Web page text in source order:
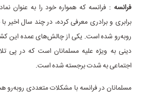
فرانسه : فرانسه که همواره خود را به عنوان
برابری و برادری معرفی کرده، در چند سال اخیر
روبه‌رو شده است. یکی از چالش‌های عمده این
دینی به ویژه علیه مسلمانان است که در پی
اجتماعی به شدت برجسته شده است.
مسلمانان در فرانسه با مشکلات متعددی روبه‌رو